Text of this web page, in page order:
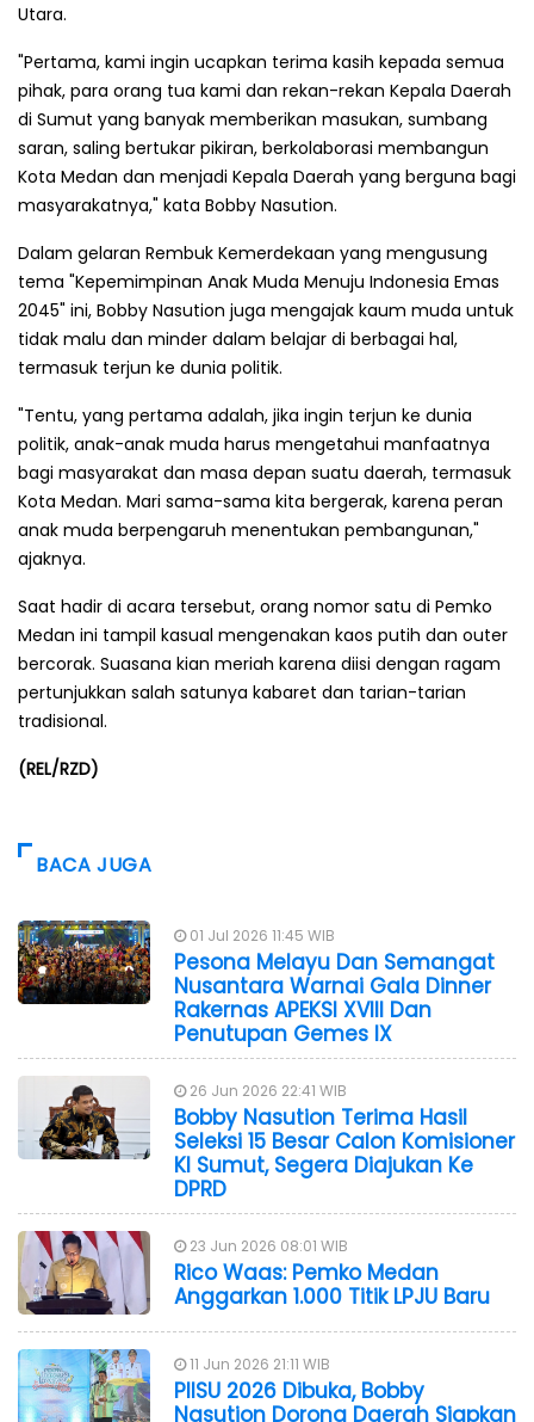
Utara.
"Pertama, kami ingin ucapkan terima kasih kepada semua
pihak, para orang tua kami dan rekan-rekan Kepala Daerah
di Sumut yang banyak memberikan masukan, sumbang
saran, saling bertukar pikiran, berkolaborasi membangun
Kota Medan dan menjadi Kepala Daerah yang berguna bagi
masyarakatnya," kata Bobby Nasution.
Dalam gelaran Rembuk Kemerdekaan yang mengusung
tema "Kepemimpinan Anak Muda Menuju Indonesia Emas
2045" ini, Bobby Nasution juga mengajak kaum muda untuk
tidak malu dan minder dalam belajar di berbagai hal,
termasuk terjun ke dunia politik.
"Tentu, yang pertama adalah, jika ingin terjun ke dunia
politik, anak-anak muda harus mengetahui manfaatnya
bagi masyarakat dan masa depan suatu daerah, termasuk
Kota Medan. Mari sama-sama kita bergerak, karena peran
anak muda berpengaruh menentukan pembangunan,"
ajaknya.
Saat hadir di acara tersebut, orang nomor satu di Pemko
Medan ini tampil kasual mengenakan kaos putih dan outer
bercorak. Suasana kian meriah karena diisi dengan ragam
pertunjukkan salah satunya kabaret dan tarian-tarian
tradisional.
(REL/RZD)
BACA JUGA
01 Jul 2026 11:45 WIB
Pesona Melayu Dan Semangat
Nusantara Warnai Gala Dinner
Rakernas APEKSI XVIII Dan
Penutupan Gemes IX
26 Jun 2026 22:41 WIB
Bobby Nasution Terima Hasil
Seleksi 15 Besar Calon Komisioner
KI Sumut, Segera Diajukan Ke
DPRD
23 Jun 2026 08:01 WIB
Rico Waas: Pemko Medan
Anggarkan 1.000 Titik LPJU Baru
11 Jun 2026 21:11 WIB
PIISU 2026 Dibuka, Bobby
Nasution Dorong Daerah Siapkan